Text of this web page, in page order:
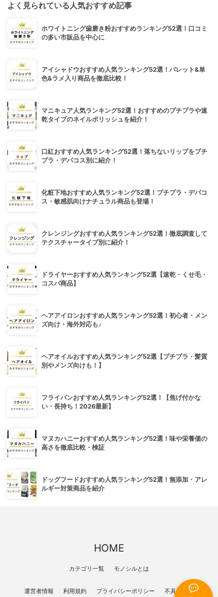
よく見られている人気おすすめ記事
ホワイトニング歯磨き粉おすすめランキング52選！口コミ
の多い市販品を中心に
アイシャドウおすすめ人気ランキング52選！パレット&単
色&ラメ入り商品を徹底比較！
マニキュア人気ランキング52選！おすすめのプチプラや速
乾タイプのネイルポリッシュを紹介！
口紅おすすめ人気ランキング52選！落ちないリップをプチ
プラ・デパコス別に紹介！
化粧下地おすすめ人気ランキング52選！プチプラ・デパコ
ス・敏感肌向けナチュラル商品も登場！
クレンジングおすすめ人気ランキング52選！徹底調査して
テクスチャータイプ別に紹介！
ドライヤーおすすめ人気ランキング52選【速乾・くせ毛・
コスパ商品】
ヘアアイロンおすすめ人気ランキング52選！初心者・メン
ズ向け・海外対応も♪
ヘアオイルおすすめ人気ランキング52選【プチプラ・髪質
別やメンズ向けも！】
フライパンおすすめ人気ランキング52選！【焦げ付かな
い・長持ち！2026最新】
マヌカハニーおすすめ人気ランキング52選！味や栄養価の
高さを徹底比較・検証
ドッグフードおすすめ人気ランキング52選！無添加・アレ
ルギー対策商品を紹介
HOME
カテゴリ一覧 モノシルとは
運営者情報 利用規約 プライバシーポリシー 不具合報告